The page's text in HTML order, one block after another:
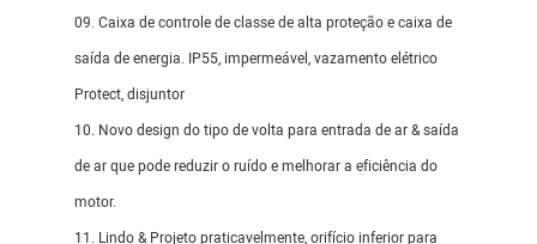
09. Caixa de controle de classe de alta proteção e caixa de
saída de energia. IP55, impermeável, vazamento elétrico
Protect, disjuntor
10. Novo design do tipo de volta para entrada de ar & saída
de ar que pode reduzir o ruído e melhorar a eficiência do
motor.
11. Lindo & Projeto praticavelmente, orifício inferior para